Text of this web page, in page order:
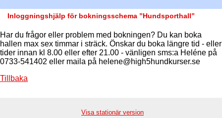
Inloggningshjälp för bokningsschema ”Hundsporthall”
Har du frågor eller problem med bokningen? Du kan boka
hallen max sex timmar i sträck. Önskar du boka längre tid - eller
tider innan kl 8.00 eller efter 21.00 - vänligen sms:a Heléne på
0733-541402 eller maila på helene@high5hundkurser.se
Tillbaka
Visa stationär version